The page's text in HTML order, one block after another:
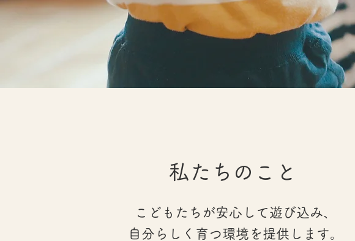
私たちのこと
こどもたちが安心して遊び込み、
自分らしく育つ環境を提供します。